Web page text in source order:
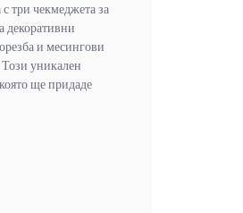
три чекмеджета за
декоративни
и месингови
уникален
ще придаде